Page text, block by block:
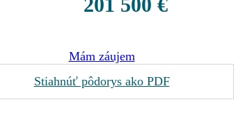
201 500 €
Mám záujem
Stiahnúť pôdorys ako PDF